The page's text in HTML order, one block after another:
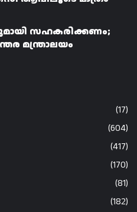
സഹകരിക്കണം;
മന്ത്രാലയം
(17)
(604)
(417)
(170)
(81)
(182)